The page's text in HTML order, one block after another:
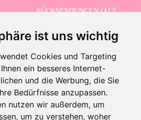
ist uns wichtig
Cookies und Targeting
ein besseres Internet-
und die Werbung, die Sie
Bedürfnisse anzupassen.
nutzen wir außerdem, um
um zu verstehen, woher
bis zum 31.08.2026
RÜCKSENDUNGEN (AUF
KONTAKT
NEUESTEN NACHRICHTEN AUF ENGLISCH